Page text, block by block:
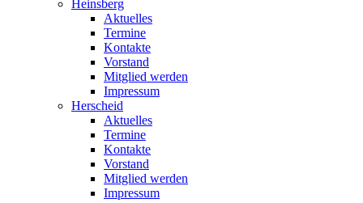
Heinsberg
Aktuelles
Termine
Kontakte
Vorstand
Mitglied werden
Impressum
Herscheid
Aktuelles
Termine
Kontakte
Vorstand
Mitglied werden
Impressum